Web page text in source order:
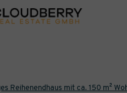
Reihenendhaus mit ca. 150 m²